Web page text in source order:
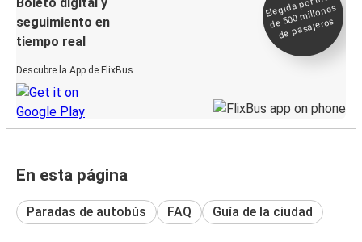
seguimiento en
tiempo real
Descubre la App de FlixBus
millones
de pasajeros
En esta página
Paradas de autobús FAQ Guía de la ciudad